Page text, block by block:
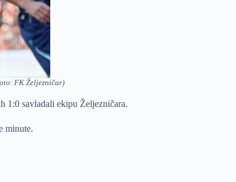
FK Željezničar)
1:0 savladali ekipu Željezničara.
minute.